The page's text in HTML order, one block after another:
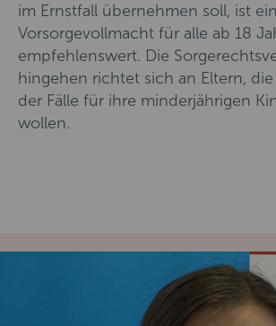
im Ernstfall übernehmen soll, ist
Vorsorgevollmacht für alle ab 18
empfehlenswert. Die
hingehen richtet sich an Eltern,
der Fälle für ihre minderjährigen
wollen.